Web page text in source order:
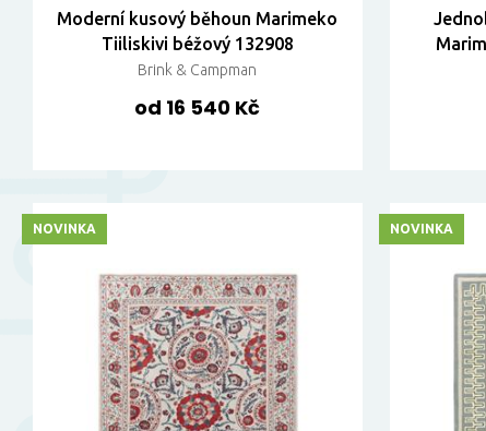
Moderní kusový běhoun Marimeko
Tiiliskivi béžový 132908
Brink & Campman
od 16 540 Kč
NOVINKA NOVINKA